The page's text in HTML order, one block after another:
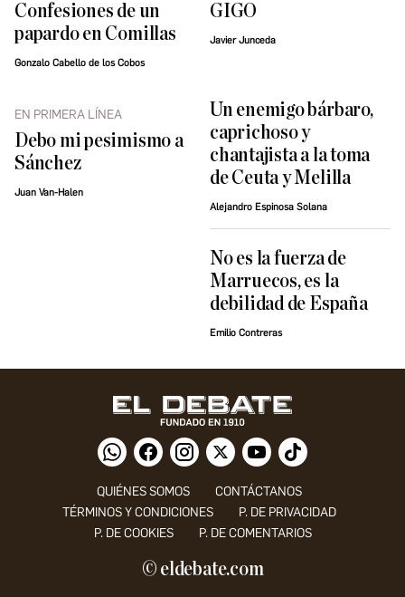
Confesiones de un
papardo en Comillas
Gonzalo Cabello de los Cobos
GIGO
Javier Junceda
EN PRIMERA LÍNEA
Debo mi pesimismo a
Sánchez
Juan Van-Halen
Un enemigo bárbaro,
caprichoso y
chantajista a la toma
de Ceuta y Melilla
Alejandro Espinosa Solana
No es la fuerza de
Marruecos, es la
debilidad de España
Emilio Contreras
QUIÉNES SOMOS
CONTÁCTANOS
TÉRMINOS Y CONDICIONES
P. DE PRIVACIDAD
P. DE COOKIES
P. DE COMENTARIOS
© eldebate.com